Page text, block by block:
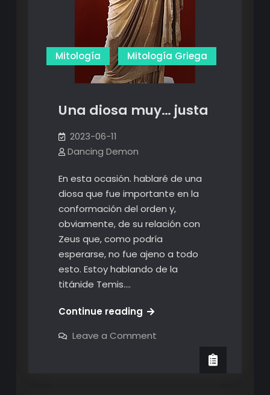
Mitología Mitología Griega
Una diosa muy… justa
2023-06-11
Dancing Demon
En esta ocasión. hablaré de una
diosa que fue importante en la
conformación del orden y,
obviamente, de su relación con
Zeus que, como podría
esperarse, no fue ajeno a todo
esto. Estoy hablando de la
titánide Temis.…
Continue readingUna
muy…
Leave a Commenton